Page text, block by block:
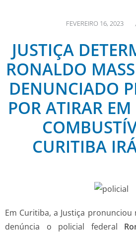
FEVEREIRO 16, 2023 ,
JUSTIÇA
RONALDO
DENUNCIADO
POR ATIRAR
CURITIBA
Em Curitiba, a Justiça
denúncia o policial federal